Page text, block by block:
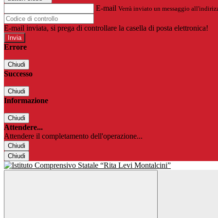
E-mail Verrà inviato un messaggio
E-mail inviata, si prega di controllare la casella di posta elettronica!
Errore
Chiudi
Successo
Chiudi
Informazione
Chiudi
Attendere...
Attendere il completamento dell'operazione...
Chiudi
Chiudi